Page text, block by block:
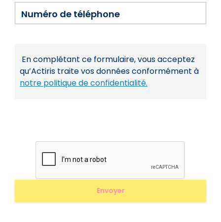
Numéro de téléphone
En complétant ce formulaire, vous acceptez
qu’Actiris traite vos données conformément à
notre politique de confidentialité.